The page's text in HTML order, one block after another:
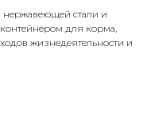
нержавеющей стали и
для корма,
жизнедеятельности и